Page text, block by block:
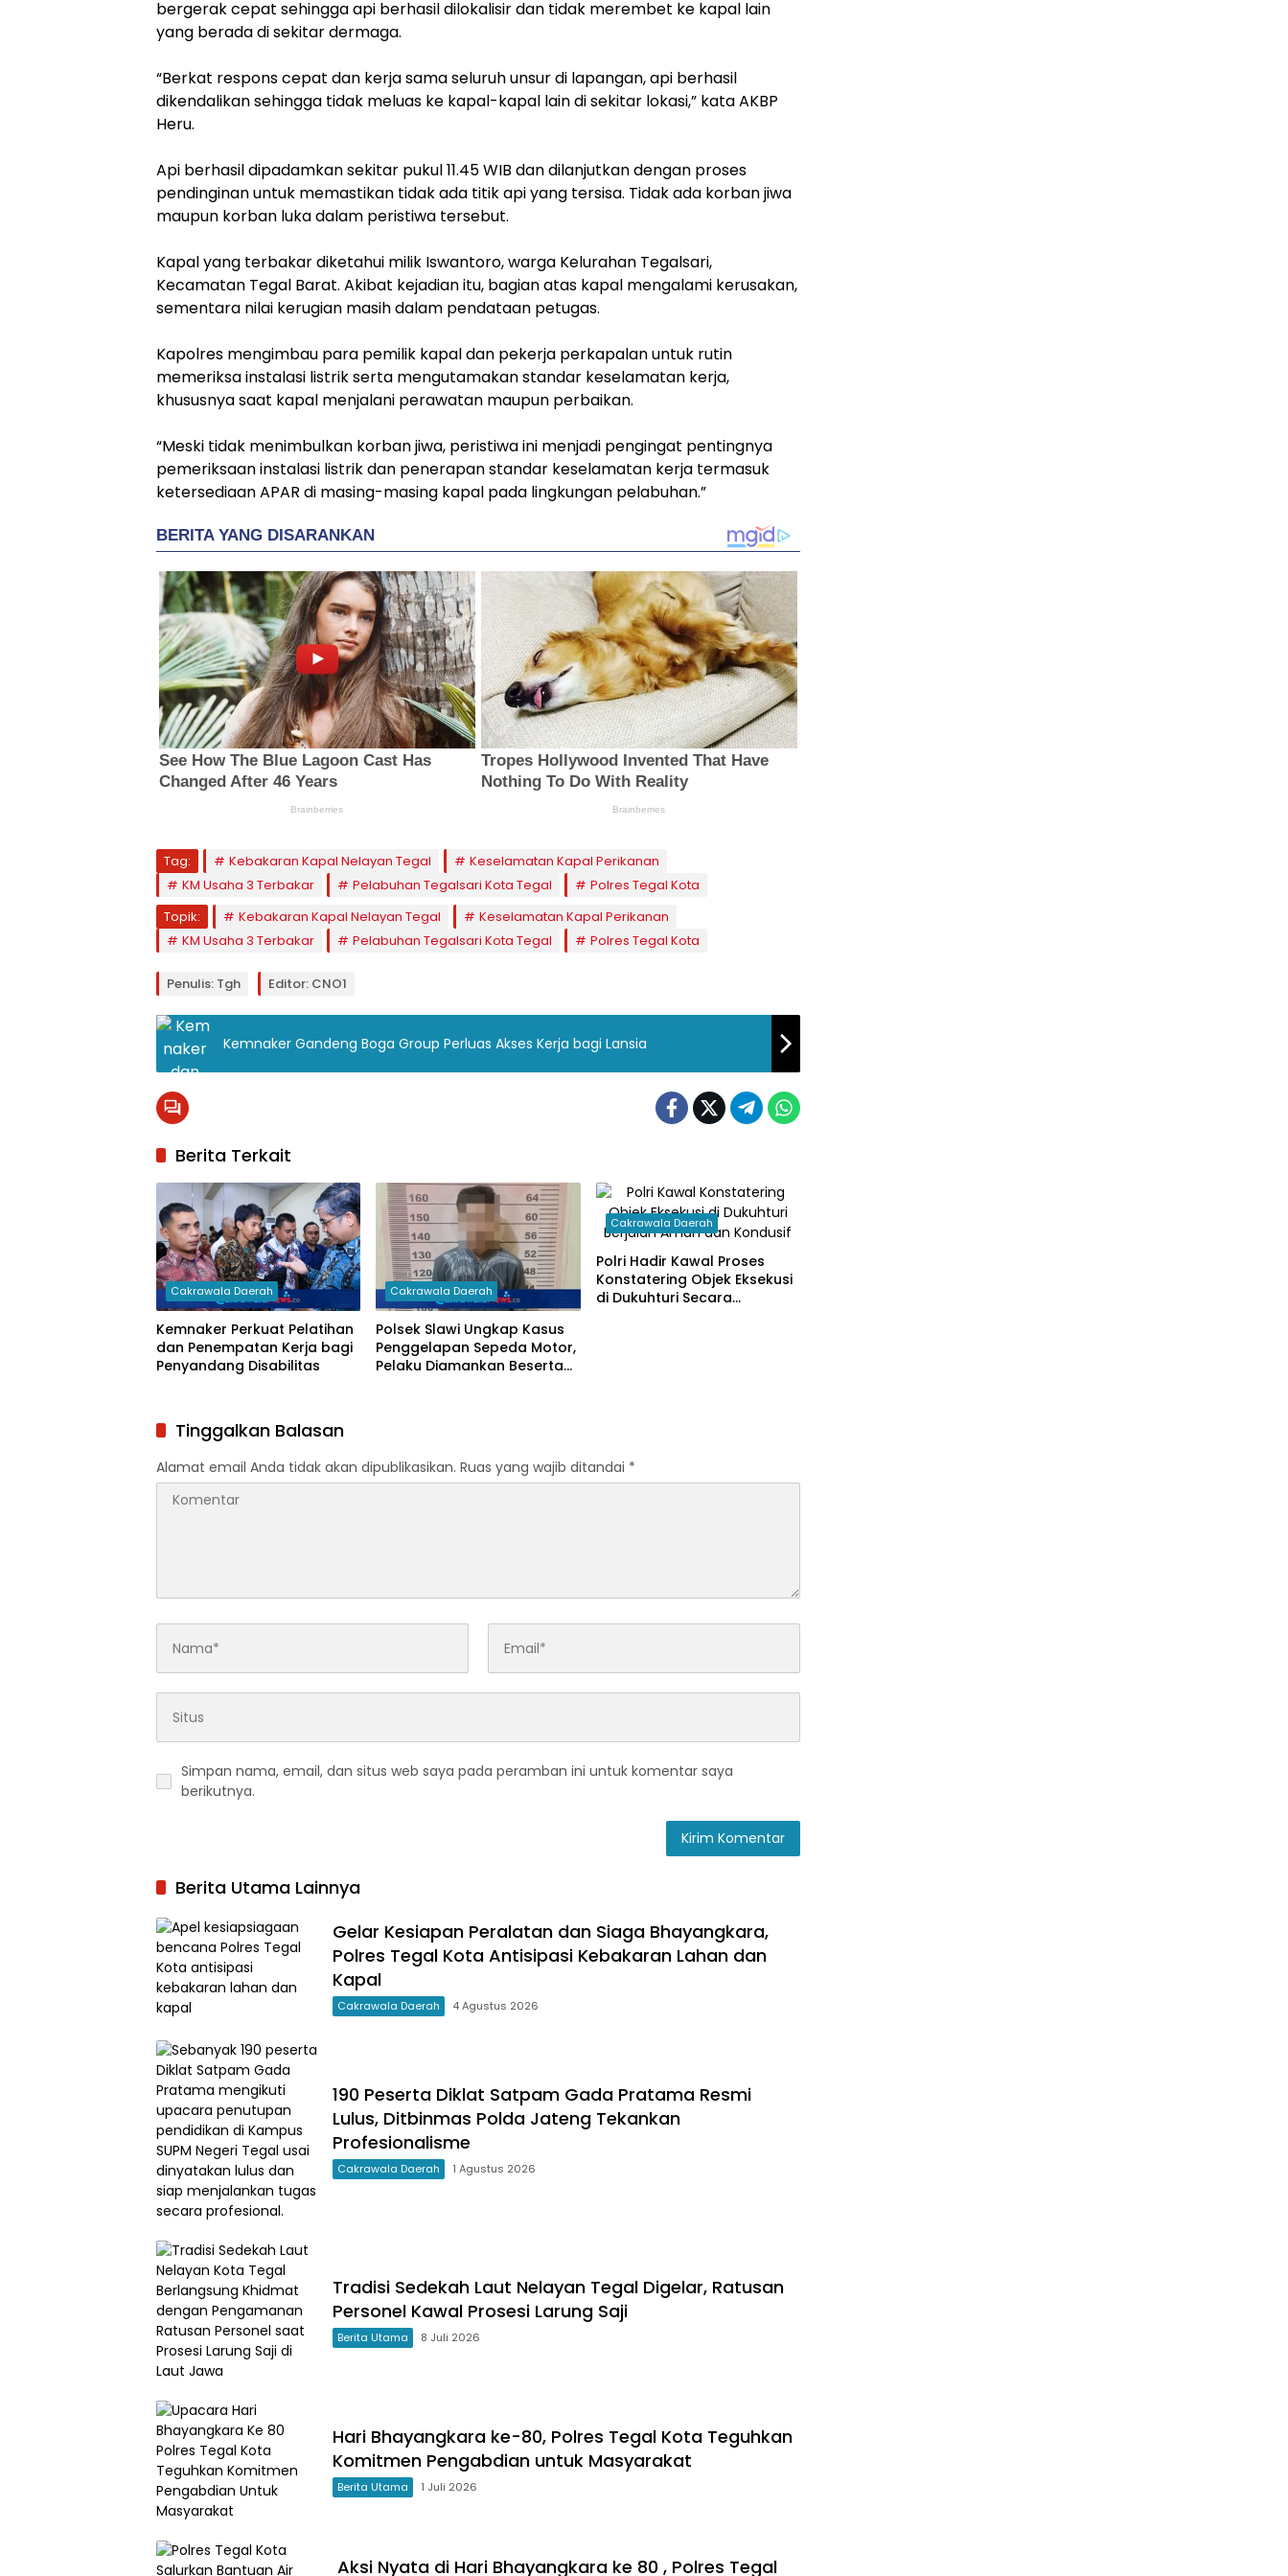
bergerak cepat sehingga api berhasil dilokalisir dan tidak merembet ke kapal lain
yang berada di sekitar dermaga.
“Berkat respons cepat dan kerja sama seluruh unsur di lapangan, api berhasil
dikendalikan sehingga tidak meluas ke kapal-kapal lain di sekitar lokasi,” kata AKBP
Heru.
Api berhasil dipadamkan sekitar pukul 11.45 WIB dan dilanjutkan dengan proses
pendinginan untuk memastikan tidak ada titik api yang tersisa. Tidak ada korban jiwa
maupun korban luka dalam peristiwa tersebut.
Kapal yang terbakar diketahui milik Iswantoro, warga Kelurahan Tegalsari,
Kecamatan Tegal Barat. Akibat kejadian itu, bagian atas kapal mengalami kerusakan,
sementara nilai kerugian masih dalam pendataan petugas.
Kapolres mengimbau para pemilik kapal dan pekerja perkapalan untuk rutin
memeriksa instalasi listrik serta mengutamakan standar keselamatan kerja,
khususnya saat kapal menjalani perawatan maupun perbaikan.
“Meski tidak menimbulkan korban jiwa, peristiwa ini menjadi pengingat pentingnya
pemeriksaan instalasi listrik dan penerapan standar keselamatan kerja termasuk
ketersediaan APAR di masing-masing kapal pada lingkungan pelabuhan.”
Tag: Kebakaran Kapal Nelayan Tegal
Keselamatan Kapal Perikanan
KM Usaha 3 Terbakar
Pelabuhan Tegalsari Kota Tegal
Polres Tegal Kota
Topik:
Kebakaran Kapal Nelayan Tegal
Keselamatan Kapal Perikanan
KM Usaha 3 Terbakar
Pelabuhan Tegalsari Kota Tegal Polres Tegal Kota
Penulis: Tgh Editor: CNO1
Kemnaker Gandeng Boga Group Perluas Akses Kerja bagi Lansia
Berita Terkait
Cakrawala Daerah
Kemnaker Perkuat Pelatihan
dan Penempatan Kerja bagi
Penyandang Disabilitas
Cakrawala Daerah
Polsek Slawi Ungkap Kasus
Penggelapan Sepeda Motor,
Pelaku Diamankan Beserta
Cakrawala Daerah
Polri Hadir Kawal Proses
Konstatering Objek Eksekusi
di Dukuhturi Secara
Tinggalkan Balasan
Alamat email Anda tidak akan dipublikasikan. Ruas yang wajib ditandai *
Simpan nama, email, dan situs web saya pada peramban ini untuk komentar saya
berikutnya.
Berita Utama Lainnya
Gelar Kesiapan Peralatan dan Siaga Bhayangkara,
Polres Tegal Kota Antisipasi Kebakaran Lahan dan
Kapal
Cakrawala Daerah 4 Agustus 2026
190 Peserta Diklat Satpam Gada Pratama Resmi
Lulus, Ditbinmas Polda Jateng Tekankan
Profesionalisme
Cakrawala Daerah 1 Agustus 2026
Tradisi Sedekah Laut Nelayan Tegal Digelar, Ratusan
Personel Kawal Prosesi Larung Saji
Berita Utama 8 Juli 2026
Hari Bhayangkara ke-80, Polres Tegal Kota Teguhkan
Komitmen Pengabdian untuk Masyarakat
Berita Utama 1 Juli 2026
Aksi Nyata di Hari Bhayangkara ke 80 , Polres Tegal